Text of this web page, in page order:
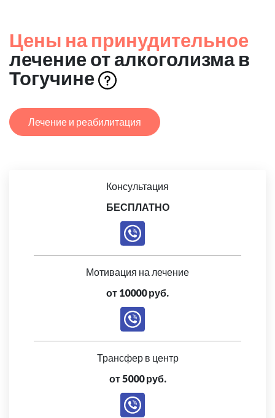
Цены на принудительное
лечение от алкоголизма в
Тогучине
Лечение и реабилитация
Консультация
БЕСПЛАТНО
Мотивация на лечение
от 10000 руб.
Трансфер в центр
от 5000 руб.